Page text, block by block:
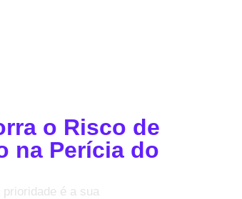
o Risco de
na Perícia do
é a sua